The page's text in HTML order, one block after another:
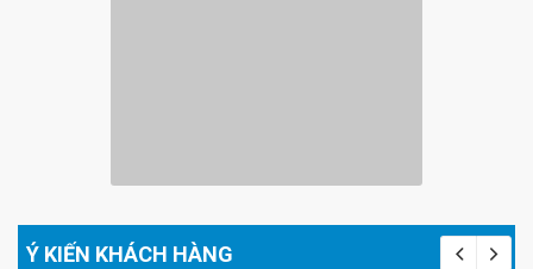
Ý KIẾN KHÁCH HÀNG